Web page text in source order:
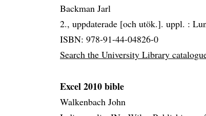
Backman Jarl
2., uppdaterade [och utök.]. uppl. :
ISBN: 978-91-44-04826-0
Search the University Library
Excel 2010 bible
Walkenbach John